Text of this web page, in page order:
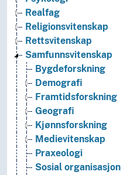
Realfag
Religionsvitenskap
Rettsvitenskap
Samfunnsvitenskap
Bygdeforskning
Demografi
Framtidsforskning
Geografi
Kjønnsforskning
Medievitenskap
Praxeologi
Sosial organisasjon